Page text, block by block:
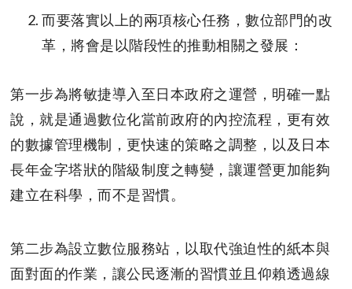
而要落實以上的兩項核心任務，數位部門的改
革，將會是以階段性的推動相關之發展：
第一步為將敏捷導入至日本政府之運營，明確一點
說，就是通過數位化當前政府的內控流程，更有效
的數據管理機制，更快速的策略之調整，以及日本
長年金字塔狀的階級制度之轉變，讓運營更加能夠
建立在科學，而不是習慣。
第二步為設立數位服務站，以取代強迫性的紙本與
面對面的作業，讓公民逐漸的習慣並且仰賴透過線